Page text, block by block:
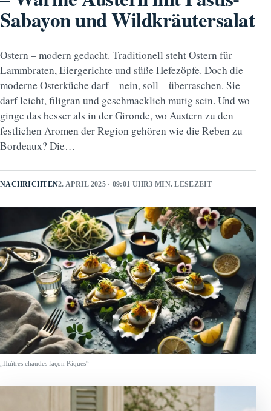
Sabayon und Wildkräutersalat
Ostern – modern gedacht. Traditionell steht Ostern für
Lammbraten, Eiergerichte und süße Hefezöpfe. Doch die
moderne Osterküche darf – nein, soll – überraschen. Sie
darf leicht, filigran und geschmacklich mutig sein. Und wo
ginge das besser als in der Gironde, wo Austern zu den
festlichen Aromen der Region gehören wie die Reben zu
Bordeaux? Die…
NACHRICHTEN2. APRIL 2025 · 09:01 UHR3 MIN. LESEZEIT
„Huîtres chaudes façon Pâques“